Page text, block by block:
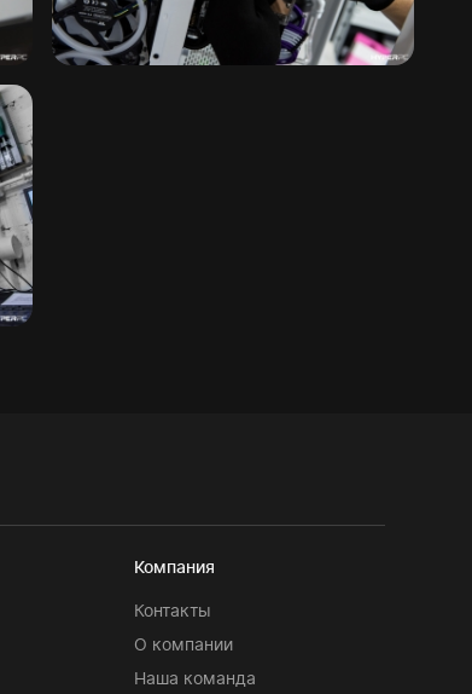
Компания
Контакты
О компании
Наша команда